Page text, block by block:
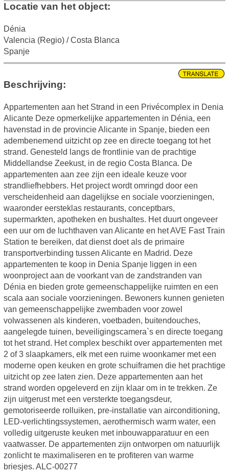
Locatie van het object:
Dénia
Valencia (Regio) / Costa Blanca
Spanje
Beschrijving:
Appartementen aan het Strand in een Privécomplex in Denia
Alicante Deze opmerkelijke appartementen in Dénia, een
havenstad in de provincie Alicante in Spanje, bieden een
adembenemend uitzicht op zee en directe toegang tot het
strand. Genesteld langs de frontlinie van de prachtige
Middellandse Zeekust, in de regio Costa Blanca. De
appartementen aan zee zijn een ideale keuze voor
strandliefhebbers. Het project wordt omringd door een
verscheidenheid aan dagelijkse en sociale voorzieningen,
waaronder eersteklas restaurants, conceptbars,
supermarkten, apotheken en bushaltes. Het duurt ongeveer
een uur om de luchthaven van Alicante en het AVE Fast Train
Station te bereiken, dat dienst doet als de primaire
transportverbinding tussen Alicante en Madrid. Deze
appartementen te koop in Denia Spanje liggen in een
woonproject aan de voorkant van de zandstranden van
Dénia en bieden grote gemeenschappelijke ruimten en een
scala aan sociale voorzieningen. Bewoners kunnen genieten
van gemeenschappelijke zwembaden voor zowel
volwassenen als kinderen, voetbaden, buitendouches,
aangelegde tuinen, beveiligingscamera`s en directe toegang
tot het strand. Het complex beschikt over appartementen met
2 of 3 slaapkamers, elk met een ruime woonkamer met een
moderne open keuken en grote schuiframen die het prachtige
uitzicht op zee laten zien. Deze appartementen aan het
strand worden opgeleverd en zijn klaar om in te trekken. Ze
zijn uitgerust met een versterkte toegangsdeur,
gemotoriseerde rolluiken, pre-installatie van airconditioning,
LED-verlichtingssystemen, aerothermisch warm water, een
volledig uitgeruste keuken met inbouwapparatuur en een
vaatwasser. De appartementen zijn ontworpen om natuurlijk
zonlicht te maximaliseren en te profiteren van warme
briesjes. ALC-00277